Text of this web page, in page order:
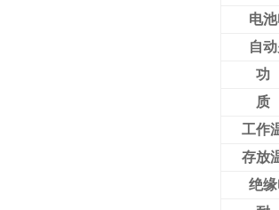
电
自
功
质
工作
存放
绝